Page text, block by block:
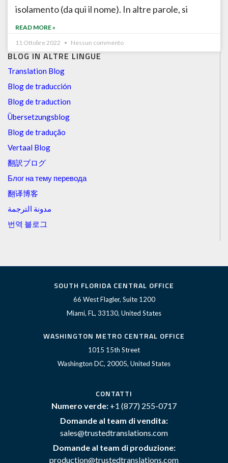
BLOG IN ALTRE LINGUE
Translation Blog
Blog de traducción
Blog de traduction
Übersetzungsblog
Blog de tradução
Vertaal Blog
翻訳ブログ
Блог на тему перевода
翻译博客
مدونة الترجمة
번역 블로그
isolamento (da qui il nome). In altre parole, si
READ MORE »
11 Ottobre 2022
Nessun commento
SOUTH FLORIDA CENTRAL OFFICE
66 West Flagler, Suite 1200
Miami, FL, 33130, United States
WASHINGTON METRO CENTRAL OFFICE
1015 15th Street
Washington DC, 20005, United States
CONTATTI
Numero verde: +1 (877) 255-0717
Domande al team di vendita:
sales@trustedtranslations.com
Domande al team di produzione:
production@trustedtranslations.com